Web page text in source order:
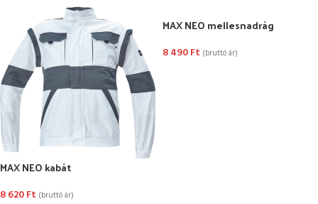
MAX NEO kabát
8 620Ft (bruttó ár)
MAX NEO mellesnadrág
8 490Ft (bruttó ár)